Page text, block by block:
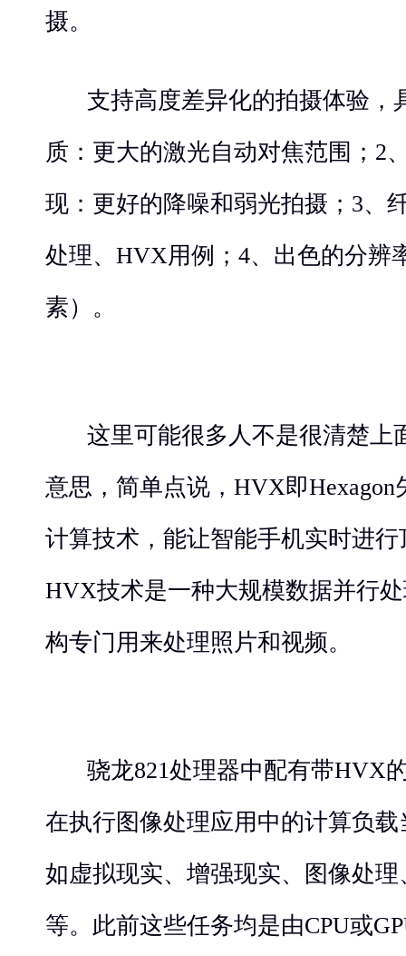
摄。
支持高度差异化的拍摄体验，
质：更大的激光自动对焦范围；2
现：更好的降噪和弱光拍摄；3、
处理、HVX用例；4、出色的分辨
素）。
这里可能很多人不是很清楚上
意思，简单点说，HVX即
计算技术，能让智能手机实时进
HVX技术是一种大规模数据并行
构专门用来处理照片和视频。
骁龙821处理器中配有带HVX
在执行图像处理应用中的计算负
如虚拟现实、增强现实、图像处
等。此前这些任务均是由CPU或